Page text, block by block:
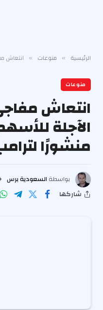
الرئيسية » منوعات » انتعاش
منوعات
انتعاش
الآجلة
منشورًا
بواسطة السعودية برس
شاركها